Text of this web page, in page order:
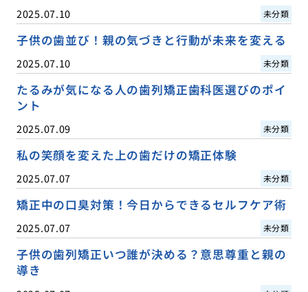
2025.07.10 未分類
子供の歯並び！親の気づきと行動が未来を変える
2025.07.10 未分類
たるみが気になる人の歯列矯正歯科医選びのポイ
ント
2025.07.09 未分類
私の笑顔を変えた上の歯だけの矯正体験
2025.07.07 未分類
矯正中の口臭対策！今日からできるセルフケア術
2025.07.07 未分類
子供の歯列矯正いつ誰が決める？意思尊重と親の
導き